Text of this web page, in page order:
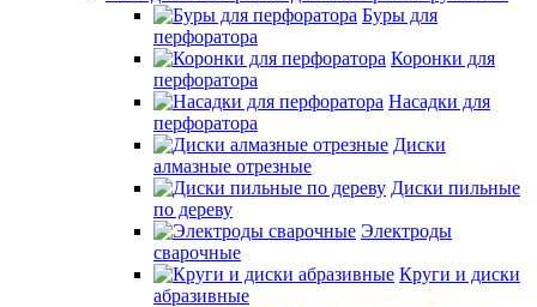
Буры для
перфоратора
Коронки для
перфоратора
Насадки для
перфоратора
Диски
алмазные отрезные
Диски пильные
по дереву
Электроды
сварочные
Круги и диски
абразивные